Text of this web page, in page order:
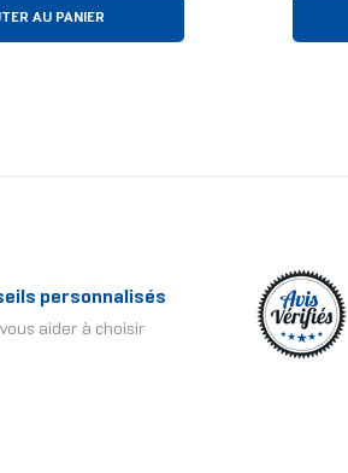
AU PANIER
personnalisés
aider à choisir